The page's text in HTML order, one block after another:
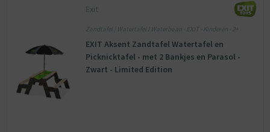
Exit
Zandtafel | Watertafel l Waterbaan - EXIT - Kinderen - 2+
EXIT Aksent Zandtafel Watertafel en
Picknicktafel - met 2 Bankjes en Parasol -
Zwart - Limited Edition